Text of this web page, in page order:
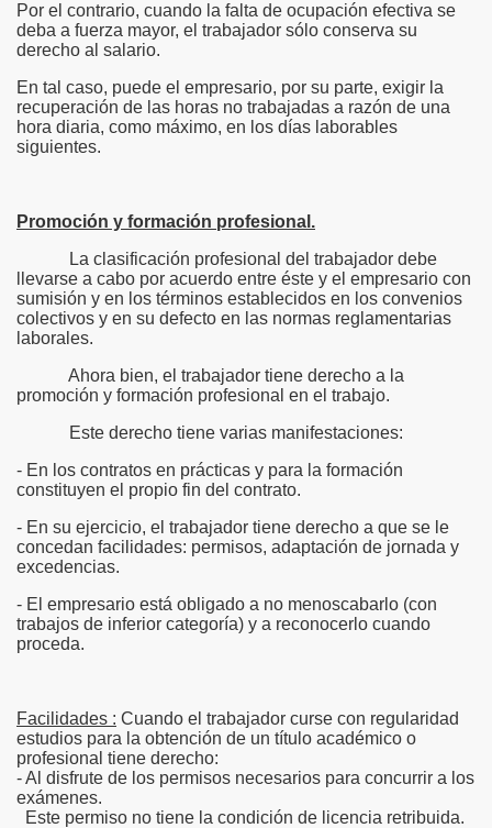
Por el contrario, cuando la falta de ocupación efectiva se
deba a fuerza mayor, el trabajador sólo conserva su
derecho al salario.
En tal caso, puede el empresario, por su parte, exigir la
recuperación de las horas no trabajadas a razón de una
hora diaria, como máximo, en los días laborables
siguientes.
Promoción y formación profesional.
La clasificación profesional del trabajador debe
llevarse a cabo por acuerdo entre éste y el empresario con
sumisión y en los términos establecidos en los convenios
colectivos y en su defecto en las normas reglamentarias
laborales.
Ahora bien, el trabajador tiene derecho a la
promoción y formación profesional en el trabajo.
Este derecho tiene varias manifestaciones:
- En los contratos en prácticas y para la formación
constituyen el propio fin del contrato.
- En su ejercicio, el trabajador tiene derecho a que se le
concedan facilidades: permisos, adaptación de jornada y
excedencias.
- El empresario está obligado a no menoscabarlo (con
trabajos de inferior categoría) y a reconocerlo cuando
proceda.
Facilidades : Cuando el trabajador curse con regularidad
estudios para la obtención de un título académico o
profesional tiene derecho:
- Al disfrute de los permisos necesarios para concurrir a los
exámenes.
Este permiso no tiene la condición de licencia retribuida.